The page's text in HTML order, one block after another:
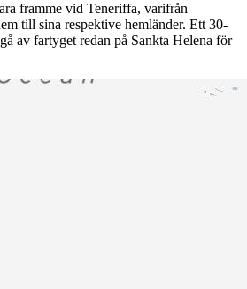
framme vid Teneriffa, varifrån
till sina respektive hemländer. Ett 30-
av fartyget redan på Sankta Helena för